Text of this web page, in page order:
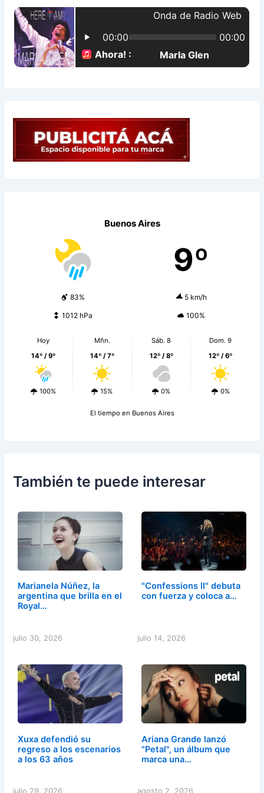
p
o
:
Buenos Aires
9º
83% 5 km/h
1012 hPa 100%
Hoy
14º / 9º
100%
Mñn.
14º / 7º
15%
Sáb. 8
12º / 8º
0%
Dom. 9
12º / 6º
0%
El tiempo en Buenos Aires
También te puede interesar
Marianela Núñez, la
argentina que brilla en el
Royal…
julio 30, 2026
"Confessions II" debuta
con fuerza y coloca a…
julio 14, 2026
Xuxa defendió su
regreso a los escenarios
a los 63 años
julio 29, 2026
Ariana Grande lanzó
"Petal", un álbum que
marca una…
agosto 2, 2026